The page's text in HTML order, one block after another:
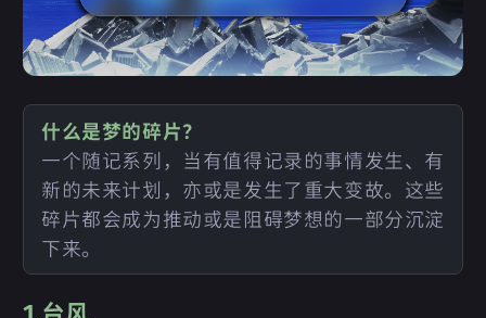
什么是梦的碎片？
一个随记系列，当有值得记录的事情发生、有
新的未来计划，亦或是发生了重大变故。这些
碎片都会成为推动或是阻碍梦想的一部分沉淀
下来。